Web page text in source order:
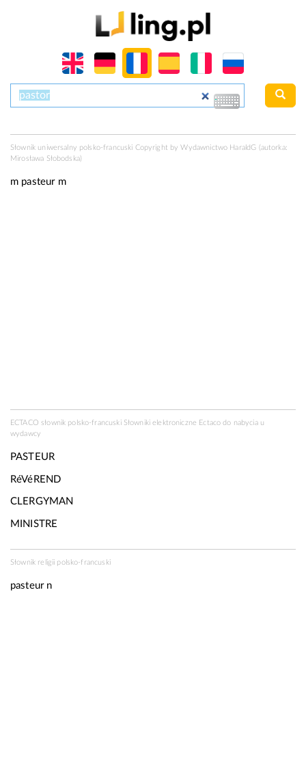
Słownik uniwersalny polsko-francuski Copyright by Wydawnictwo HaraldG (autorka:
Mirosława Słobodska)
m pasteur m
ECTACO słownik polsko-francuski Słowniki elektroniczne Ectaco do nabycia u
wydawcy
PASTEUR
RéVéREND
CLERGYMAN
MINISTRE
Słownik religii polsko-francuski
pasteur n